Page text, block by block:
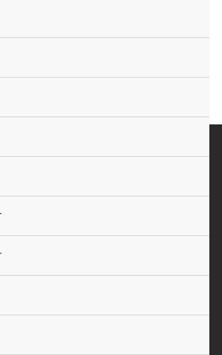
yderligere tilgængeligt i web-
behandlingen